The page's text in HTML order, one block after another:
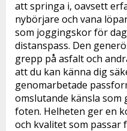
att springa i, oavsett
nybörjare och vana
som joggingskor för
distanspass. Den
grepp på asfalt och
att du kan känna dig
genomarbetade
omslutande känsla
foten. Helheten ger en
och kvalitet som